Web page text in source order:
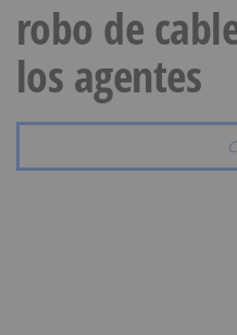
robo de
los agentes